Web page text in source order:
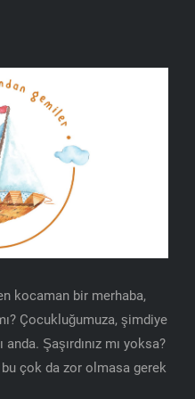
kocaman bir merhaba,
Çocukluğumuza, şimdiye
Şaşırdınız mı yoksa?
çok da zor olmasa gerek